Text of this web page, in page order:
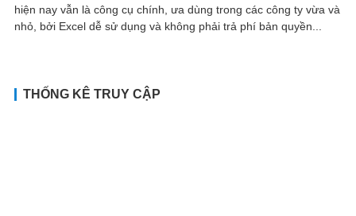
hiện nay vẫn là công cụ chính, ưa dùng trong các công ty vừa và
nhỏ, bởi Excel dễ sử dụng và không phải trả phí bản quyền...
THỐNG KÊ TRUY CẬP